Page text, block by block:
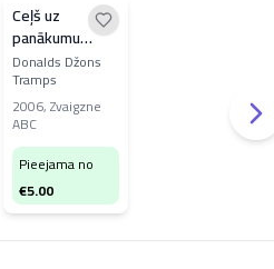
Ceļš uz
panākumu
virsotni
Donalds Džons
Tramps
2006,Zvaigzne
ABC
Pieejama no
€5.00